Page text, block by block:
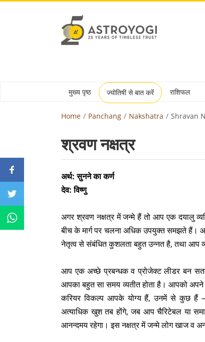
मुख्य पृष्ठ ज्योतिषी से बात करें राशिफल
Home Panchang Nakshatra Shravan
श्रवण नक्षत्र
अर्थ: सुनने का कर्ण
देव: विष्णु
अगर श्रवण नक्षत्र में जन्मे हैं तो आप एक दयालु
बीच के मार्ग पर चलना अधिक उपयुक्त समझते
नेतृत्व से संबंधित कुशलता बहुत उन्नत है, तथा आप
आप एक अच्छे प्रबन्धक व प्रोजेक्ट लीडर बन
आपका बहुत सा समय व्यतीत होता है। आपको अपने
करियर विकल्प आपके योग्य हैं, उनमें से कुछ हैं –
अत्याधिक खुश तब होंगे, जब आप चैरिटेबल या
आनन्दमय रहेगा। इस नक्षत्र में जन्मे लोग खाज व